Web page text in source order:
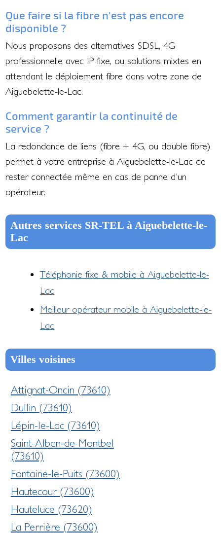
Que faire si la fibre n'est pas encore
disponible ?
Nous proposons des alternatives SDSL, 4G
professionnelle avec IP fixe, ou solutions mixtes en
attendant le déploiement fibre dans votre zone de
Aiguebelette-le-Lac.
Comment garantir la continuité de
service ?
La redondance de liens (fibre + 4G, ou double fibre)
permet à votre entreprise à Aiguebelette-le-Lac de
rester connectée même en cas de panne d'un
opérateur.
Autres services SR-TEL à Aiguebelette-le-
Lac
Téléphonie fixe & mobile à Aiguebelette-le-
Lac
Meilleur opérateur mobile à Aiguebelette-le-
Lac
Villes voisines
Attignat-Oncin (73610)
Dullin (73610)
Lépin-le-Lac (73610)
Saint-Alban-de-Montbel
(73610)
Fontaine-le-Puits (73600)
Hautecour (73600)
Hauteluce (73620)
La Perrière (73600)